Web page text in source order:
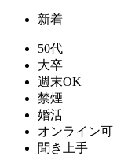
新着
50代
大卒
週末OK
禁煙
婚活
オンライン可
聞き上手